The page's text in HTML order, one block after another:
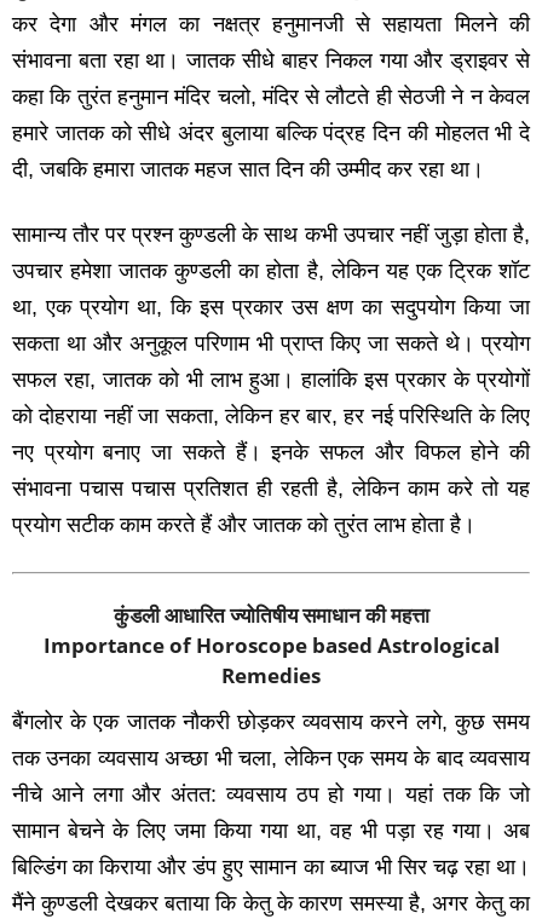
कर देगा और मंगल का नक्षत्र हनुमानजी से सहायता मिलने की
संभावना बता रहा था। जातक सीधे बाहर निकल गया और ड्राइवर से
कहा कि तुरंत हनुमान मंदिर चलो, मंदिर से लौटते ही सेठजी ने न केवल
हमारे जातक को सीधे अंदर बुलाया बल्कि पंद्रह दिन की मोहलत भी दे
दी, जबकि हमारा जातक महज सात दिन की उम्‍मीद कर रहा था।
सामान्‍य तौर पर प्रश्‍न कुण्‍डली के साथ कभी उपचार नहीं जुड़ा होता है,
उपचार हमेशा जातक कुण्‍डली का होता है, लेकिन यह एक ट्रिक शॉट
था, एक प्रयोग था, कि इस प्रकार उस क्षण का सदुपयोग किया जा
सकता था और अनुकूल परिणाम भी प्राप्‍त किए जा सकते थे। प्रयोग
सफल रहा, जातक को भी लाभ हुआ। हालांकि इस प्रकार के प्रयोगों
को दोहराया नहीं जा सकता, लेकिन हर बार, हर नई परिस्थिति के लिए
नए प्रयोग बनाए जा सकते हैं। इनके सफल और विफल होने की
संभावना पचास पचास प्रतिशत ही रहती है, लेकिन काम करे तो यह
प्रयोग सटीक काम करते हैं और जातक को तुरंत लाभ होता है।
कुंडली आधारित ज्योतिषीय समाधान की महत्ता
Importance of Horoscope based Astrological
Remedies
बैंगलोर के एक जातक नौकरी छोड़कर व्‍यवसाय करने लगे, कुछ समय
तक उनका व्‍यवसाय अच्‍छा भी चला, लेकिन एक समय के बाद व्‍यवसाय
नीचे आने लगा और अंतत: व्‍यवसाय ठप हो गया। यहां तक कि जो
सामान बेचने के लिए जमा किया गया था, वह भी पड़ा रह गया। अब
बिल्डिंग का किराया और डंप हुए सामान का ब्‍याज भी सिर चढ़ रहा था।
मैंने कुण्‍डली देखकर बताया कि केतु के कारण समस्‍या है, अगर केतु का